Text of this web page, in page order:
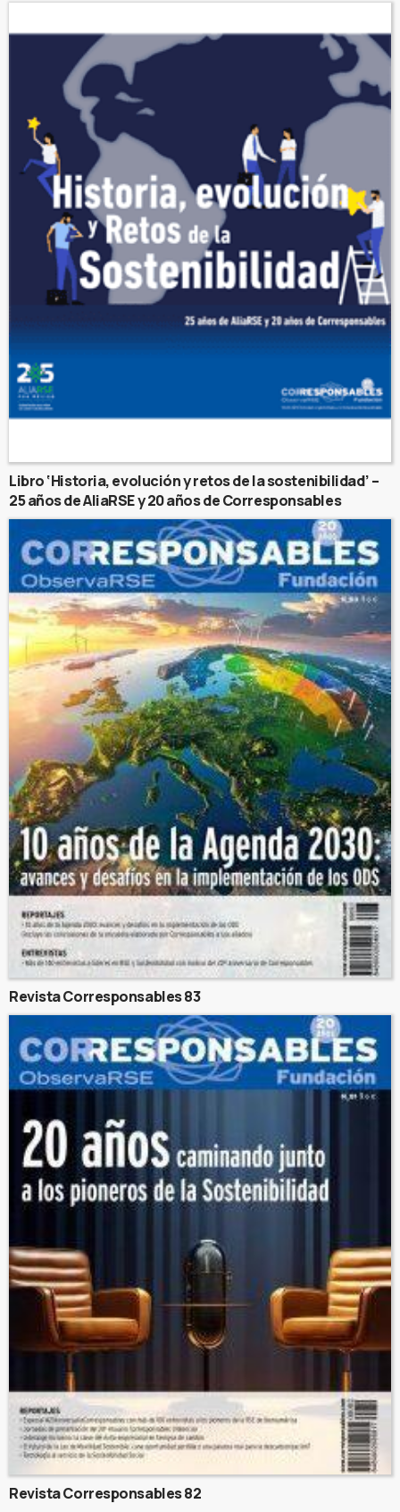
Libro ‘Historia, evolución y retos de la sostenibilidad’ –
25 años de AliaRSE y 20 años de Corresponsables
Revista Corresponsables 83
Revista Corresponsables 82